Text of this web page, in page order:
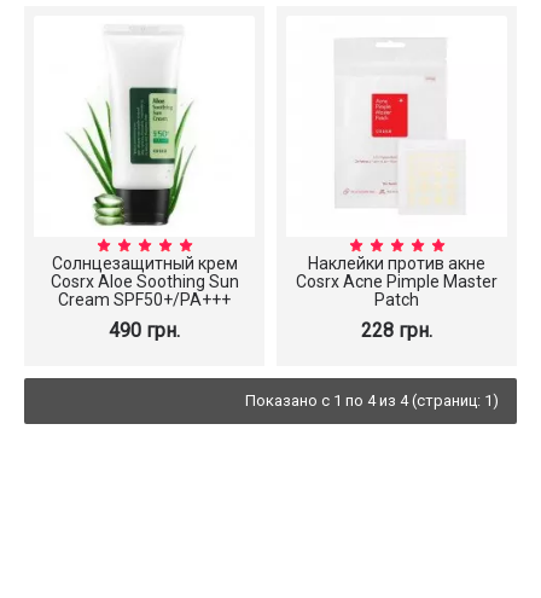
Солнцезащитный крем
Cosrx Aloe Soothing Sun
Cream SPF50+/PA+++
490 грн.
Наклейки против акне
Cosrx Acne Pimple Master
Patch
228 грн.
Показано с 1 по 4 из 4 (страниц: 1)